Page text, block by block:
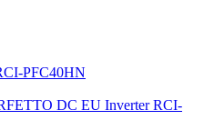
DC EU Inverter RCI-